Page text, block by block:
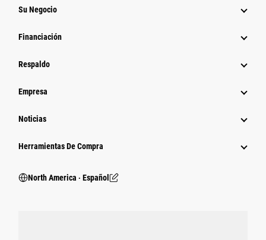
Su Negocio
Financiación
Respaldo
Empresa
Noticias
Herramientas De Compra
North America ‧ Español